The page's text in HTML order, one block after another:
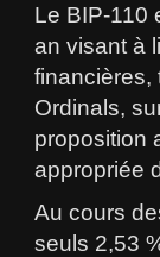
Le BIP-110
an visant à
financières,
Ordinals,
proposition
appropriée
Au cours
seuls 2,53